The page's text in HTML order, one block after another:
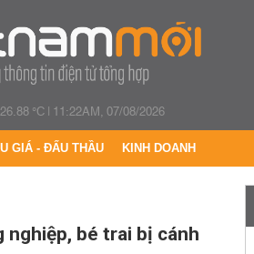
°C| 11:22AM, 07/08/2026
GIÁ - ĐẤU THẦU KINH DOANH
nghiệp, bé trai bị cánh